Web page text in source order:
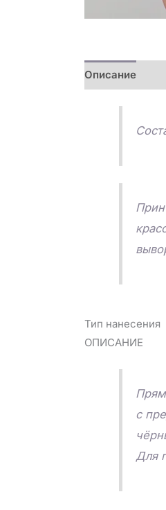
Описание
Тип нанесения
ОПИСАНИЕ
с
Для